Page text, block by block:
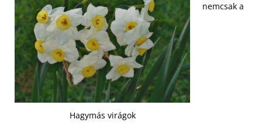
Hagymás virágok
nemcsak a